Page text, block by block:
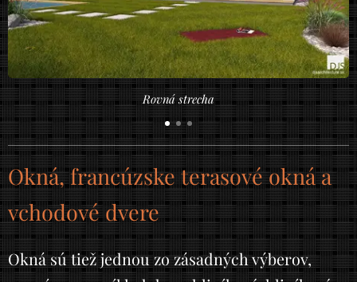
Rovná strecha
Okná, francúzske terasové okná a
vchodové dvere
Okná sú tiež jednou zo zásadných výberov,